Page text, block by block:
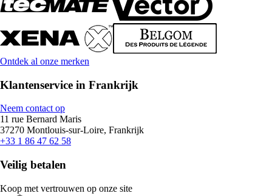
Ontdek al onze merken
Klantenservice in Frankrijk
Neem contact op
11 rue Bernard Maris
37270 Montlouis-sur-Loire, Frankrijk
+33 1 86 47 62 58
Veilig betalen
Koop met vertrouwen op onze site